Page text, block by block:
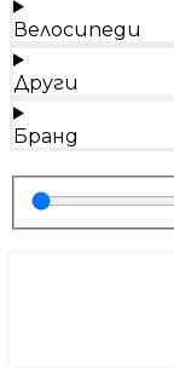
Велосипеди
Други
Бранд